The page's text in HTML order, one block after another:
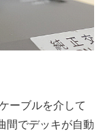
ーブルを介して
間でデッキが自動